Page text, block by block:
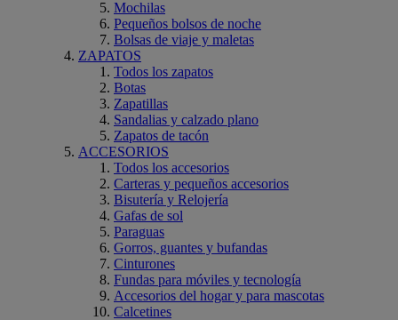
Mochilas
Pequeños bolsos de noche
Bolsas de viaje y maletas
ZAPATOS
Todos los zapatos
Botas
Zapatillas
Sandalias y calzado plano
Zapatos de tacón
ACCESORIOS
Todos los accesorios
Carteras y pequeños accesorios
Bisutería y Relojería
Gafas de sol
Paraguas
Gorros, guantes y bufandas
Cinturones
Fundas para móviles y tecnología
Accesorios del hogar y para mascotas
Calcetines